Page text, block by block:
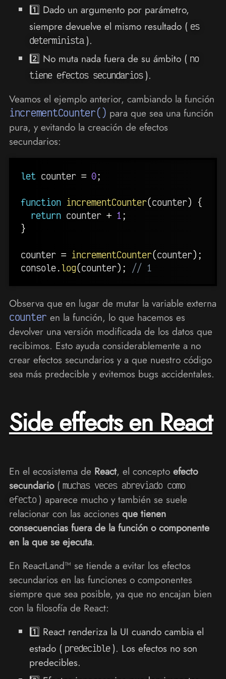
1️⃣ Dado un argumento por parámetro,
siempre devuelve el mismo resultado ( es
determinista ).
2️⃣ No muta nada fuera de su ámbito ( no
tiene efectos secundarios ).
Veamos el ejemplo anterior, cambiando la función
incrementCounter() para que sea una función
pura, y evitando la creación de efectos
secundarios:
let counter = 0;
function incrementCounter(counter)
{
return counter + 1 ;
}
counter = incrementCounter(counter) ;
console. log(counter) ; // 1
Observa que en lugar de mutar la variable externa
counter en la función, lo que hacemos es
devolver una versión modificada de los datos que
recibimos. Esto ayuda considerablemente a no
crear efectos secundarios y a que nuestro código
sea más predecible y evitemos bugs accidentales.
Side effects en React
En el ecosistema de React, el concepto efecto
secundario( muchas veces abreviado como
efecto ) aparece mucho y también se suele
relacionar con las acciones que tienen
consecuencias fuera de la función o componente
en la que se ejecuta.
En ReactLand™ se tiende a evitar los efectos
secundarios en las funciones o componentes
siempre que sea posible, ya que no encajan bien
con la filosofía de React:
1️⃣ React renderiza la UI cuando cambia el
estado ( predecible ). Los efectos no son
predecibles.